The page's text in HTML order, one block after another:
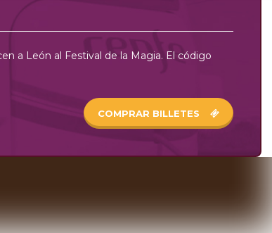
a León al Festival de la Magia. El código
COMPRAR BILLETES